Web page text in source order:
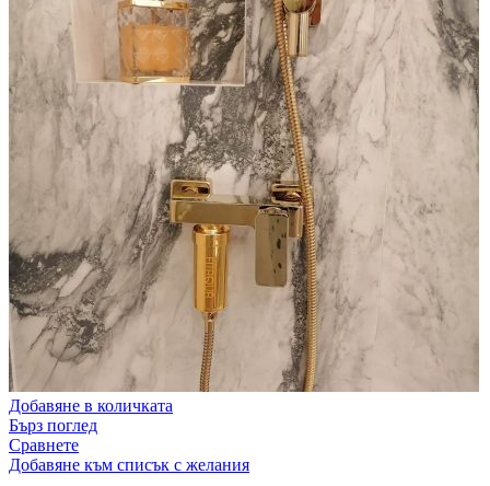
Добавяне в количката
Бърз поглед
Сравнете
Добавяне към списък с желания